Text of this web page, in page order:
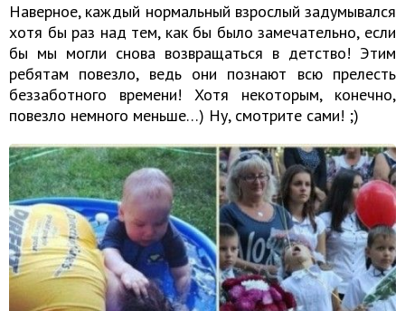
Наверное, каждый нормальный взрослый задумывался
хотя бы раз над тем, как бы было замечательно, если
бы мы могли снова возвращаться в детство! Этим
ребятам повезло, ведь они познают всю прелесть
беззаботного времени! Хотя некоторым, конечно,
повезло немного меньше…) Ну, смотрите сами! ;)